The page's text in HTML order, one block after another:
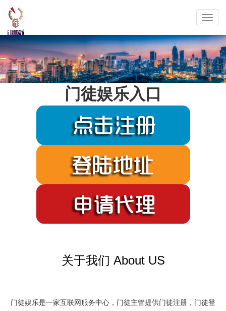
门徒娱乐入口
关于我们 About US
门徒娱乐是一家互联网服务中心，门徒主管提供门徒注册，门徒登